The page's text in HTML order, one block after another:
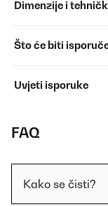
Dimenzije i
Što će biti
Uvjeti isporuke
FAQ
Kako se čisti?